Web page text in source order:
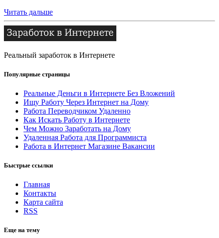
Читать дальше
Реальный заработок в Интернете
Популярные страницы
Реальные Деньги в Интернете Без Вложений
Ищу Работу Через Интернет на Дому
Работа Переводчиком Удаленно
Как Искать Работу в Интернете
Чем Можно Заработать на Дому
Удаленная Работа для Программиста
Работа в Интернет Магазине Вакансии
Быстрые ссылки
Главная
Контакты
Карта сайта
RSS
Еще на тему